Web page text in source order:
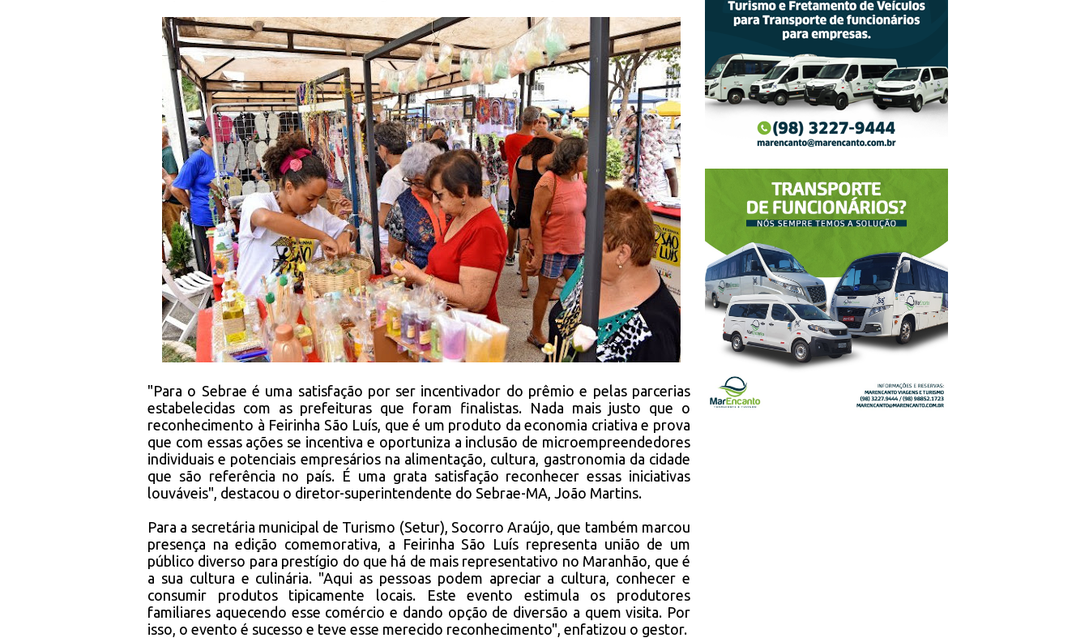
"Para o Sebrae é uma satisfação por ser incentivador do prêmio e pelas parcerias
estabelecidas com as prefeituras que foram finalistas. Nada mais justo que o
reconhecimento à Feirinha São Luís, que é um produto da economia criativa e prova
que com essas ações se incentiva e oportuniza a inclusão de microempreendedores
individuais e potenciais empresários na alimentação, cultura, gastronomia da cidade
que são referência no país. É uma grata satisfação reconhecer essas iniciativas
louváveis", destacou o diretor-superintendente do Sebrae-MA, João Martins.
Para a secretária municipal de Turismo (Setur), Socorro Araújo, que também marcou
presença na edição comemorativa, a Feirinha São Luís representa união de um
público diverso para prestígio do que há de mais representativo no Maranhão, que é
a sua cultura e culinária. "Aqui as pessoas podem apreciar a cultura, conhecer e
consumir produtos tipicamente locais. Este evento estimula os produtores
familiares aquecendo esse comércio e dando opção de diversão a quem visita. Por
isso, o evento é sucesso e teve esse merecido reconhecimento", enfatizou o gestor.